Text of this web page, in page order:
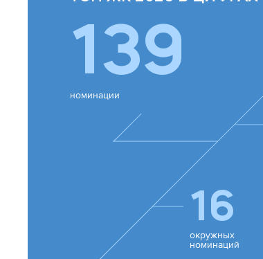
139
номинации
16
окружных
номинаций